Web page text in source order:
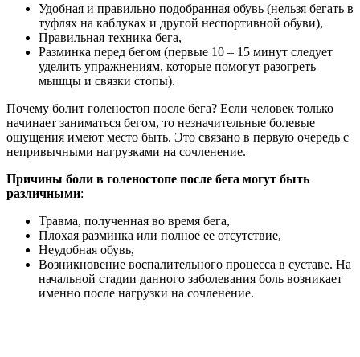
Удобная и правильно подобранная обувь (нельзя бегать в
туфлях на каблуках и другой неспортивной обуви),
Правильная техника бега,
Разминка перед бегом (первые 10 – 15 минут следует
уделить упражнениям, которые помогут разогреть
мышцы и связки стопы).
Почему болит голеностоп после бега? Если человек только
начинает заниматься бегом, то незначительные болевые
ощущения имеют место быть. Это связано в первую очередь с
непривычными нагрузками на сочленение.
Причины боли в голеностопе после бега могут быть
различными:
Травма, полученная во время бега,
Плохая разминка или полное ее отсутствие,
Неудобная обувь,
Возникновение воспалительного процесса в суставе. На
начальной стадии данного заболевания боль возникает
именно после нагрузки на сочленение.